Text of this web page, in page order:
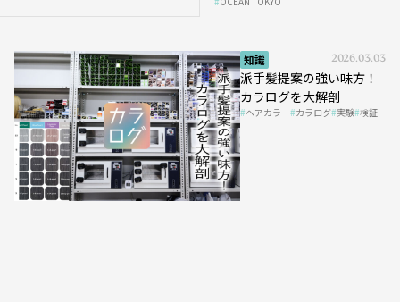
知識 2026.03.03
派手髪提案の強い味方！
カラログを大解剖
ヘアカラー カラログ 実験 検証